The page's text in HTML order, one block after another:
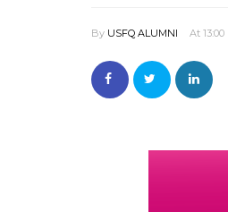
By USFQ ALUMNI At 13:00